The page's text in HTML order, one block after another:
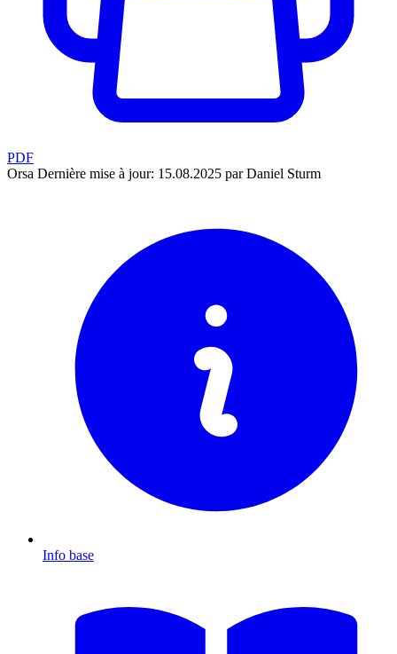
PDF
Orsa Dernière mise à jour: 15.08.2025 par Daniel Sturm
Info base